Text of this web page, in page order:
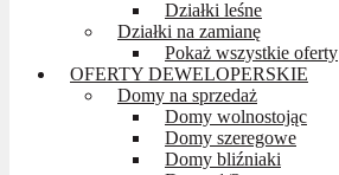
Działki leśne
Działki na zamianę
Pokaż wszystkie oferty
OFERTY DEWELOPERSKIE
Domy na sprzedaż
Domy wolnostojąc
Domy szeregowe
Domy bliźniaki